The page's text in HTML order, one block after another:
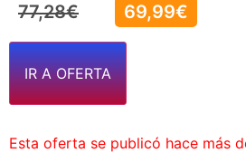
77,28€ 69,99€
IR A OFERTA
Esta oferta se publicó hace más